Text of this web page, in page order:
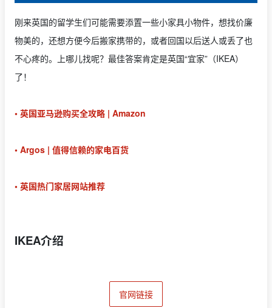
刚来英国的留学生们可能需要添置一些小家具小物件，想找价廉
物美的，还想方便今后搬家携带的，或者回国以后送人或丢了也
不心疼的。上哪儿找呢？最佳答案肯定是英国“宜家”（IKEA）
了！
• 英国亚马逊购买全攻略 | Amazon
• Argos | 值得信赖的家电百货
• 英国热门家居网站推荐
IKEA介绍
官网链接